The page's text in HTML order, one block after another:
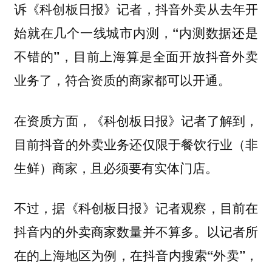
诉《科创板日报》记者，抖音外卖从去年开
始就在几个一线城市内测， “内测数据还是
不错的”，目前上海算是全面开放抖音外卖
业务了，符合资质的商家都可以开通。
在资质方面，《科创板日报》记者了解到，
目前抖音的外卖业务还仅限于餐饮行业（非
生鲜）商家，且必须要有实体门店。
不过，据《科创板日报》记者观察，目前在
抖音内的外卖商家数量并不算多。以记者所
在的上海地区为例，在抖音内搜索“外卖”，